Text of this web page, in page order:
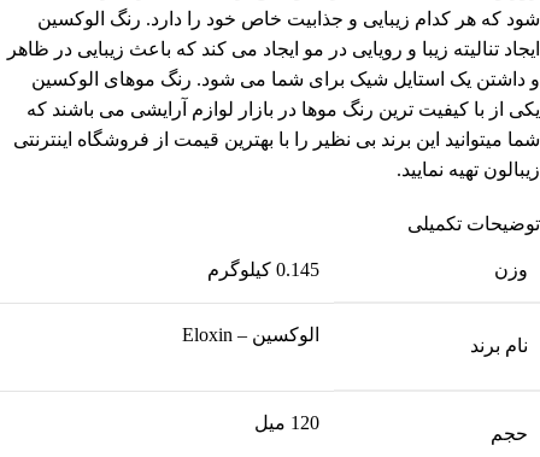
شود که هر کدام زیبایی و جذابیت خاص خود را دارد. رنگ الوکسین
ایجاد تنالیته زیبا و رویایی در مو ایجاد می کند که باعث زیبایی در ظاهر
و داشتن یک استایل شیک برای شما می شود. رنگ موهای الوکسین
یکی از با کیفیت ترین رنگ موها در بازار لوازم آرایشی می باشند که
شما میتوانید این برند بی نظیر را با بهترین قیمت از فروشگاه اینترنتی
زیبالون تهیه نمایید.
توضیحات تکمیلی
وزن 0.145 کیلوگرم
نام برند
الوکسین – Eloxin
حجم
120 میل